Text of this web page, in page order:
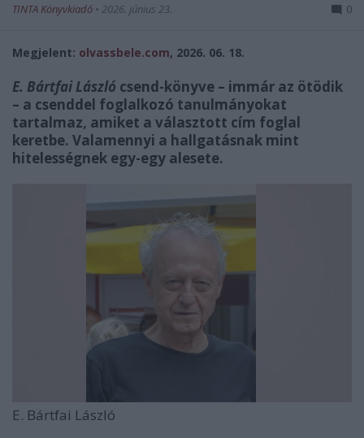
TINTA Könyvkiadó • 2026. június 23. 0
Megjelent: olvassbele.com, 2026. 06. 18.
E. Bártfai László csend-könyve – immár az ötödik
– a csenddel foglalkozó tanulmányokat
tartalmaz, amiket a választott cím foglal
keretbe. Valamennyi a hallgatásnak mint
hitelességnek egy-egy alesete.
E. Bártfai László